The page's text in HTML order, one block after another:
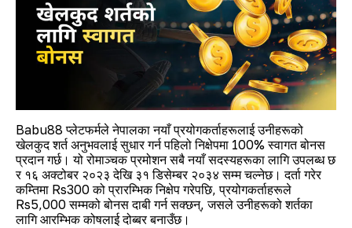
Babu88 प्लेटफर्मले नेपालका नयाँ प्रयोगकर्ताहरूलाई उनीहरूको
खेलकुद शर्त अनुभवलाई सुधार गर्न पहिलो निक्षेपमा 100% स्वागत बोनस
प्रदान गर्छ। यो रोमाञ्चक प्रमोशन सबै नयाँ सदस्यहरूका लागि उपलब्ध छ
र १६ अक्टोबर २०२३ देखि ३१ डिसेम्बर २०३४ सम्म चल्नेछ। दर्ता गरेर
कम्तिमा Rs300 को प्रारम्भिक निक्षेप गरेपछि, प्रयोगकर्ताहरूले
Rs5,000 सम्मको बोनस दाबी गर्न सक्छन्, जसले उनीहरूको शर्तका
लागि आरम्भिक कोषलाई दोब्बर बनाउँछ।